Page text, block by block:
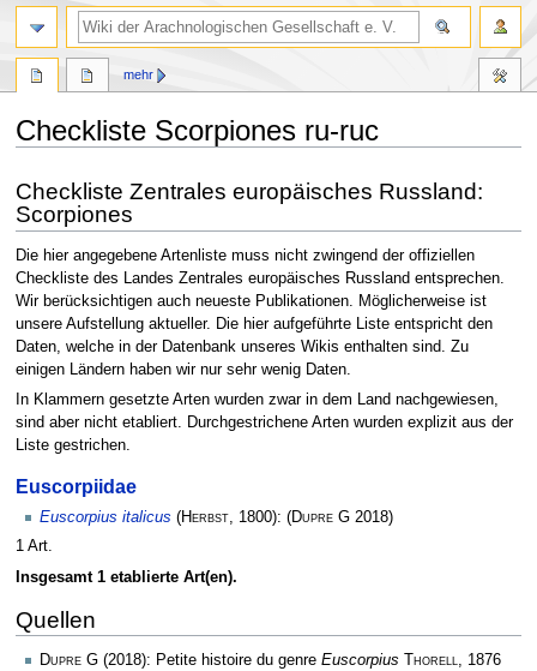
Checkliste Scorpiones ru-ruc
Navigation
springen
Suche
springen
Checkliste Zentrales europäisches Russland:
Scorpiones
Die hier angegebene Artenliste muss nicht zwingend der offiziellen
Checkliste des Landes Zentrales europäisches Russland entsprechen.
Wir berücksichtigen auch neueste Publikationen. Möglicherweise ist
unsere Aufstellung aktueller. Die hier aufgeführte Liste entspricht den
Daten, welche in der Datenbank unseres Wikis enthalten sind. Zu
einigen Ländern haben wir nur sehr wenig Daten.
In Klammern gesetzte Arten wurden zwar in dem Land nachgewiesen,
sind aber nicht etabliert. Durchgestrichene Arten wurden explizit aus der
Liste gestrichen.
Euscorpiidae
Euscorpius italicus (Herbst, 1800): (Dupre G 2018)
1 Art.
Insgesamt 1 etablierte Art(en).
Quellen
Dupre G (2018): Petite histoire du genre Euscorpius Thorell, 1876
mehr